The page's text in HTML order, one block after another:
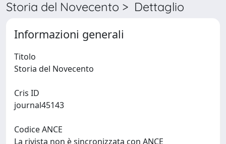
Storia del Novecento > Dettaglio
Informazioni generali
Titolo
Cris ID
Codice ANCE
La rivista non è sincronizzata con ANCE